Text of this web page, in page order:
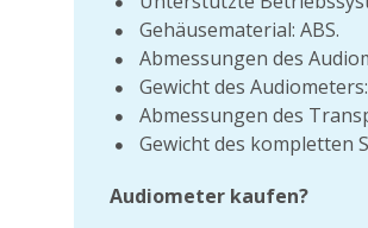
Gehäusematerial: ABS.
Abmessungen des
Gewicht des
Abmessungen des
Gewicht des kompletten
Audiometer kaufen?